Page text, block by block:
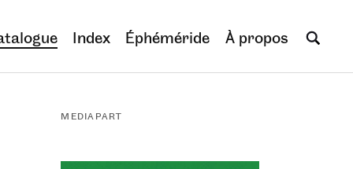
Index Éphéméride À propos
MEDIAPART